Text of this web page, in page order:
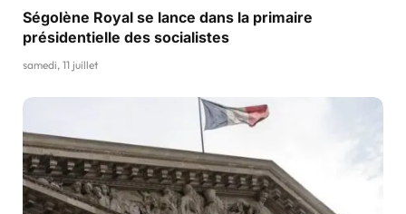
Ségolène Royal se lance dans la primaire
présidentielle des socialistes
samedi, 11 juillet